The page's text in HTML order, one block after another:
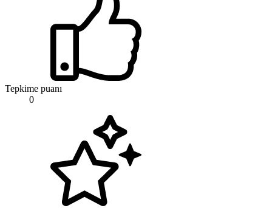
Tepkime puanı
0